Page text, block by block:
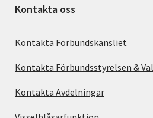
Kontakta oss
Kontakta Förbundskansliet
Kontakta Förbundsstyrelsen &
Kontakta Avdelningar